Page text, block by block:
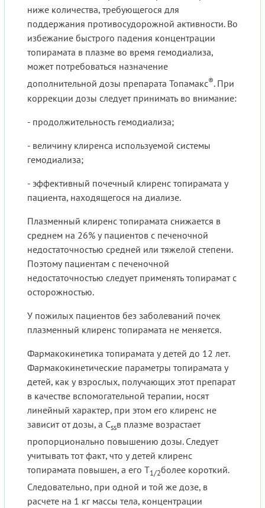
ниже количества, требующегося для
поддержания противосудорожной активности. Во
избежание быстрого падения концентрации
топирамата в плазме во время гемодиализа,
может потребоваться назначение
дополнительной дозы препарата Топамакс®. При
коррекции дозы следует принимать во внимание:
- продолжительность гемодиализа;
- величину клиренса используемой системы
гемодиализа;
- эффективный почечный клиренс топирамата у
пациента, находящегося на диализе.
Плазменный клиренс топирамата снижается в
среднем на 26% у пациентов с печеночной
недостаточностью средней или тяжелой степени.
Поэтому пациентам с печеночной
недостаточностью следует применять топирамат с
осторожностью.
У пожилых пациентов без заболеваний почек
плазменный клиренс топирамата не меняется.
Фармакокинетика топирамата у детей до 12 лет.
Фармакокинетические параметры топирамата у
детей, как у взрослых, получающих этот препарат
в качестве вспомогательной терапии, носят
линейный характер, при этом его клиренс не
зависит от дозы, а Cssв плазме возрастает
пропорционально повышению дозы. Следует
учитывать тот факт, что у детей клиренс
топирамата повышен, а его T1/2более короткий.
Следовательно, при одной и той же дозе, в
расчете на 1 кг массы тела, концентрации